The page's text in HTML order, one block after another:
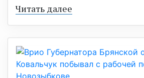
Читать далее